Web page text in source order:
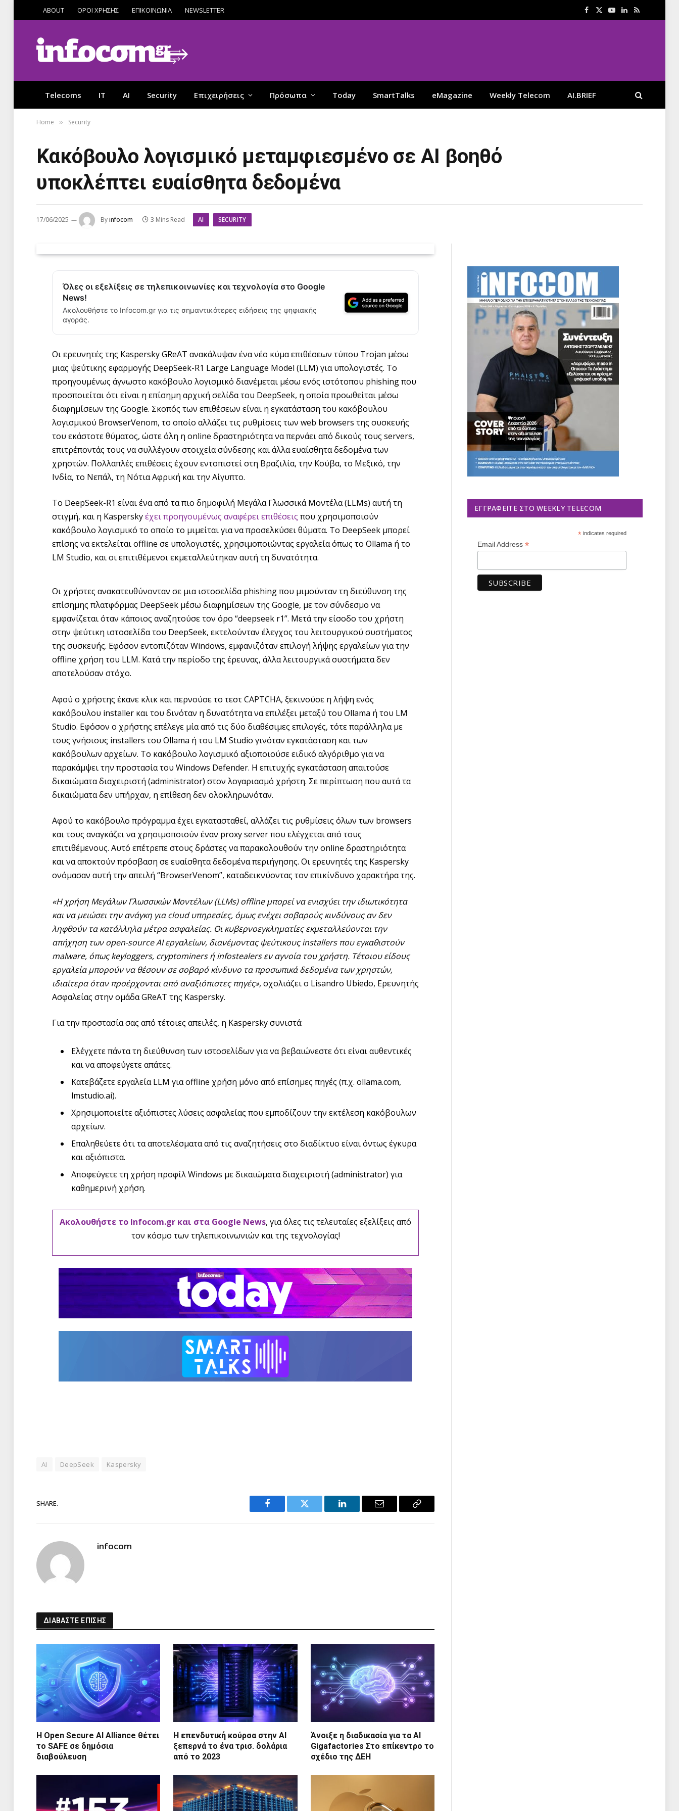
ABOUT ΟΡΟΙ ΧΡΗΣΗΣ ΕΠΙΚΟΙΝΩΝΙΑ NEWSLETTER Facebook
X
YouTube
LinkedIn
RSS
Telecoms IT AI Security Επιχειρήσεις Πρόσωπα Today SmartTalks eMagazine Weekly Telecom AI.BRIEF
Home » Security
Κακόβουλο λογισμικό μεταμφιεσμένο σε AI βοηθό
υποκλέπτει ευαίσθητα δεδομένα
17/06/2025 Byinfocom 3 Mins Read AI SECURITY
Όλες οι εξελίξεις σε τηλεπικοινωνίες και τεχνολογία στο Google
News!
Ακολουθήστε το Infocom.gr για τις σημαντικότερες ειδήσεις της ψηφιακής
αγοράς.
Οι ερευνητές της Kaspersky GReAT ανακάλυψαν ένα νέο κύμα επιθέσεων τύπου Trojan μέσω
μιας ψεύτικης εφαρμογής DeepSeek-R1 Large Language Model (LLM) για υπολογιστές. Το
προηγουμένως άγνωστο κακόβουλο λογισμικό διανέμεται μέσω ενός ιστότοπου phishing που
προσποιείται ότι είναι η επίσημη αρχική σελίδα του DeepSeek, η οποία προωθείται μέσω
διαφημίσεων της Google. Σκοπός των επιθέσεων είναι η εγκατάσταση του κακόβουλου
λογισμικού BrowserVenom, το οποίο αλλάζει τις ρυθμίσεις των web browsers της συσκευής
του εκάστοτε θύματος, ώστε όλη η online δραστηριότητα να περνάει από δικούς τους servers,
επιτρέποντάς τους να συλλέγουν στοιχεία σύνδεσης και άλλα ευαίσθητα δεδομένα των
χρηστών. Πολλαπλές επιθέσεις έχουν εντοπιστεί στη Βραζιλία, την Κούβα, το Μεξικό, την
Ινδία, το Νεπάλ, τη Νότια Αφρική και την Αίγυπτο.
Το DeepSeek-R1 είναι ένα από τα πιο δημοφιλή Μεγάλα Γλωσσικά Μοντέλα (LLMs) αυτή τη
στιγμή, και η Kasperskyέχει προηγουμένως αναφέρει επιθέσεις που χρησιμοποιούν
κακόβουλο λογισμικό το οποίο το μιμείται για να προσελκύσει θύματα. Το DeepSeek μπορεί
επίσης να εκτελείται offline σε υπολογιστές, χρησιμοποιώντας εργαλεία όπως το Ollama ή το
LM Studio, και οι επιτιθέμενοι εκμεταλλεύτηκαν αυτή τη δυνατότητα.
Οι χρήστες ανακατευθύνονταν σε μια ιστοσελίδα phishing που μιμούνταν τη διεύθυνση της
επίσημης πλατφόρμας DeepSeek μέσω διαφημίσεων της Google, με τον σύνδεσμο να
εμφανίζεται όταν κάποιος αναζητούσε τον όρο “deepseek r1”. Μετά την είσοδο του χρήστη
στην ψεύτικη ιστοσελίδα του DeepSeek, εκτελούνταν έλεγχος του λειτουργικού συστήματος
της συσκευής. Εφόσον εντοπιζόταν Windows, εμφανιζόταν επιλογή λήψης εργαλείων για την
offline χρήση του LLM. Κατά την περίοδο της έρευνας, άλλα λειτουργικά συστήματα δεν
αποτελούσαν στόχο.
Αφού ο χρήστης έκανε κλικ και περνούσε τo τεστ CAPTCHA, ξεκινούσε η λήψη ενός
κακόβουλου installer και του δινόταν η δυνατότητα να επιλέξει μεταξύ του Ollama ή του LM
Studio. Εφόσον ο χρήστης επέλεγε μία από τις δύο διαθέσιμες επιλογές, τότε παράλληλα με
τους γνήσιους installers του Ollama ή του LM Studio γινόταν εγκατάσταση και των
κακόβουλων αρχείων. Το κακόβουλο λογισμικό αξιοποιούσε ειδικό αλγόριθμο για να
παρακάμψει την προστασία του Windows Defender. Η επιτυχής εγκατάσταση απαιτούσε
δικαιώματα διαχειριστή (administrator) στον λογαριασμό χρήστη. Σε περίπτωση που αυτά τα
δικαιώματα δεν υπήρχαν, η επίθεση δεν ολοκληρωνόταν.
Αφού το κακόβουλο πρόγραμμα έχει εγκατασταθεί, αλλάζει τις ρυθμίσεις όλων των browsers
και τους αναγκάζει να χρησιμοποιούν έναν proxy server που ελέγχεται από τους
επιτιθέμενους. Αυτό επέτρεπε στους δράστες να παρακολουθούν την online δραστηριότητα
και να αποκτούν πρόσβαση σε ευαίσθητα δεδομένα περιήγησης. Οι ερευνητές της Kaspersky
ονόμασαν αυτή την απειλή “BrowserVenom”, καταδεικνύοντας τον επικίνδυνο χαρακτήρα της.
«Η χρήση Μεγάλων Γλωσσικών Μοντέλων (LLMs)offlineμπορεί να ενισχύει την ιδιωτικότητα
και να μειώσει την ανάγκη για cloud υπηρεσίες, όμως ενέχει σοβαρούς κινδύνους αν δεν
ληφθούν τα κατάλληλα μέτρα ασφαλείας. Οι κυβερνοεγκληματίες εκμεταλλεύονται την
απήχηση των open-source AI εργαλείων, διανέμοντας ψεύτικους installers που εγκαθιστούν
malware, όπως keyloggers, cryptominers ή infostealers εν αγνοία του χρήστη. Τέτοιου είδους
εργαλεία μπορούν να θέσουν σε σοβαρό κίνδυνο τα προσωπικά δεδομένα των χρηστών,
ιδιαίτερα όταν προέρχονται από αναξιόπιστες πηγές»,σχολιάζει ο Lisandro Ubiedo, Ερευνητής
Ασφαλείας στην ομάδα GReAT της Kaspersky.
Για την προστασία σας από τέτοιες απειλές, η Kaspersky συνιστά:
Ελέγχετε πάντα τη διεύθυνση των ιστοσελίδων για να βεβαιώνεστε ότι είναι αυθεντικές
και να αποφεύγετε απάτες.
Κατεβάζετε εργαλεία LLM για offline χρήση μόνο από επίσημες πηγές (π.χ. ollama.com,
lmstudio.ai).
Χρησιμοποιείτε αξιόπιστες λύσεις ασφαλείας που εμποδίζουν την εκτέλεση κακόβουλων
αρχείων.
Επαληθεύετε ότι τα αποτελέσματα από τις αναζητήσεις στο διαδίκτυο είναι όντως έγκυρα
και αξιόπιστα.
Αποφεύγετε τη χρήση προφίλ Windows με δικαιώματα διαχειριστή (administrator) για
καθημερινή χρήση.
Ακολουθήστε το Infocom.gr και στα Google News, για όλες τις τελευταίες εξελίξεις από
τον κόσμο των τηλεπικοινωνιών και της τεχνολογίας!
AI DeepSeek Kaspersky
SHARE.
Facebook Twitter LinkedIn Email
Copy
infocom
ΔΙΑΒΑΣΤΕ ΕΠΙΣΗΣ
Η Open Secure AI Alliance θέτει
το SAFE σε δημόσια
διαβούλευση
Η επενδυτική κούρσα στην AI
ξεπερνά το ένα τρισ. δολάρια
από το 2023
Άνοιξε η διαδικασία για τα AI
Gigafactories Στο επίκεντρο το
σχέδιο της ΔΕΗ
ΕΓΓΡΑΦΕΊΤΕ ΣΤΟ WEEKLY TELECOM
*indicates required
Email Address *